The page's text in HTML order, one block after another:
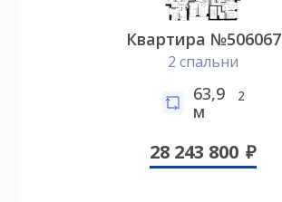
Квартира №506067
2 спальни
63,9
м
2
28 243 800